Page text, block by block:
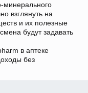
минерального
взглянуть на
и их полезные
будут задавать
в аптеке
без